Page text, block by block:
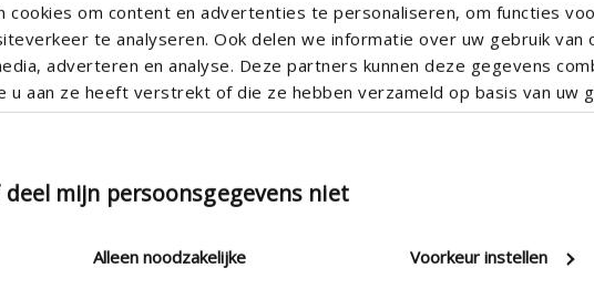
cookies om content en advertenties te personaliseren, om functies
te analyseren. Ook delen we informatie over uw gebruik
adverteren en analyse. Deze partners kunnen deze gegevens
u aan ze heeft verstrekt of die ze hebben verzameld op basis van uw
mijn persoonsgegevens niet
Alleen noodzakelijke Voorkeur instellen
En cochant cette case, vous confirmez accepter notre politique sur la protection